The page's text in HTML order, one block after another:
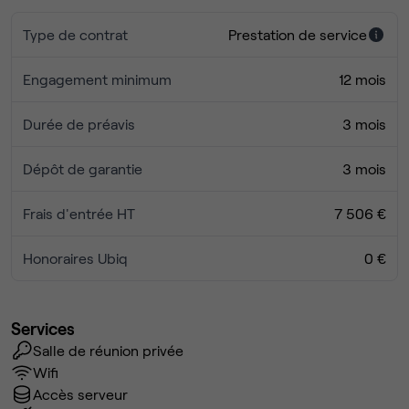
Type de contrat Prestation de service
Engagement minimum 12 mois
Durée de préavis 3 mois
Dépôt de garantie 3 mois
Frais d'entrée HT 7 506 €
Honoraires Ubiq 0 €
Services
Salle de réunion privée
Wifi
Accès serveur